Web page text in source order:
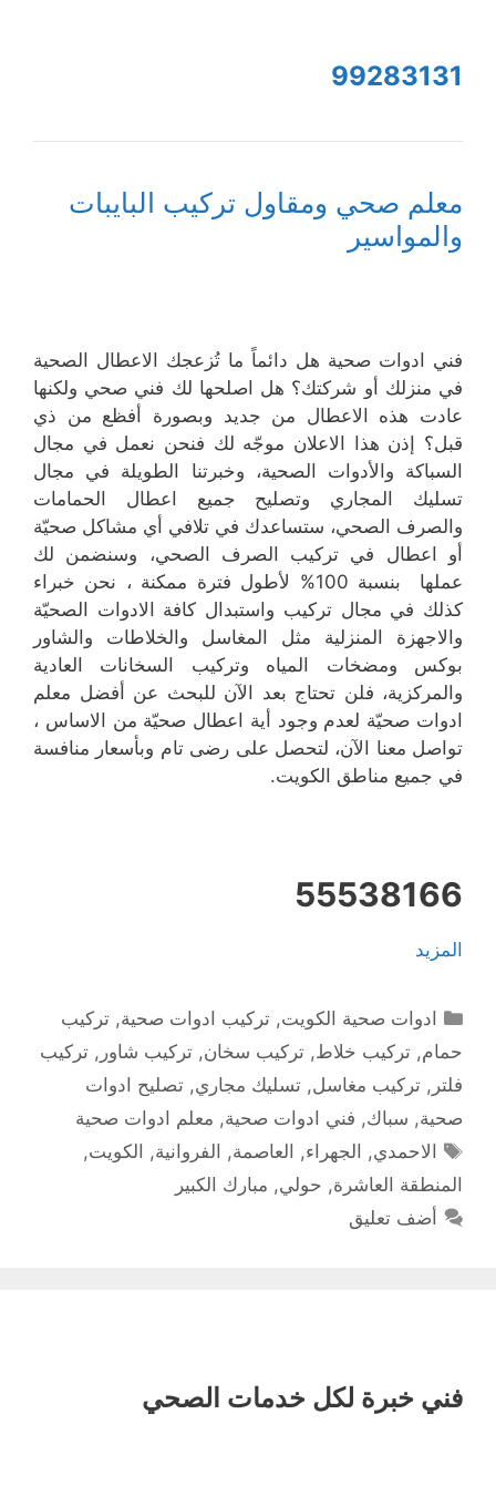
99283131
معلم صحي ومقاول تركيب البايبات
والمواسير
فني ادوات صحية هل دائماً ما تُزعجك الاعطال الصحية
في منزلك أو شركتك؟ هل اصلحها لك فني صحي ولكنها
عادت هذه الاعطال من جديد وبصورة أفظع من ذي
قبل؟ إذن هذا الاعلان موجّه لك فنحن نعمل في مجال
السباكة والأدوات الصحية، وخبرتنا الطويلة في مجال
تسليك المجاري وتصليح جميع اعطال الحمامات
والصرف الصحي، ستساعدك في تلافي أي مشاكل صحيّة
أو اعطال في تركيب الصرف الصحي، وسنضمن لك
عملها بنسبة 100% لأطول فترة ممكنة ، نحن خبراء
كذلك في مجال تركيب واستبدال كافة الادوات الصحيّة
والاجهزة المنزلية مثل المغاسل والخلاطات والشاور
بوكس ومضخات المياه وتركيب السخانات العادية
والمركزية، فلن تحتاج بعد الآن للبحث عن أفضل معلم
ادوات صحيّة لعدم وجود أية اعطال صحيّة من الاساس ،
تواصل معنا الآن، لتحصل على رضى تام وبأسعار منافسة
في جميع مناطق الكويت.
55538166
المزيد
التصنيفات
ادوات صحية الكويت,تركيب ادوات صحية,تركيب
حمام, تركيب خلاط, تركيب سخان, تركيب شاور , تركيب
فلتر , تركيب مغاسل, تسليك مجاري, تصليح ادوات
صحية, سباك, فني ادوات صحية, معلم ادوات صحية
الوسوم
الاحمدي, الجهراء, العاصمة, الفروانية, الكويت,
المنطقة العاشرة, حولي, مبارك الكبير
أضف تعليق
فني خبرة لكل خدمات الصحي